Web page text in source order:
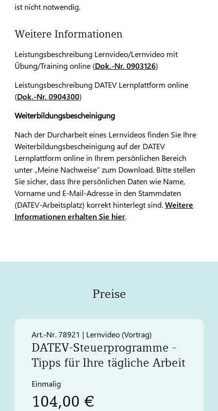
ist nicht notwendig.
Weitere Informationen
Leistungsbeschreibung Lernvideo/Lernvideo mit
Übung/Training online (Dok.-Nr. 0903126)
Leistungsbeschreibung DATEV Lernplattform online
(Dok.-Nr. 0904300)
Weiterbildungsbescheinigung
Nach der Durcharbeit eines Lernvideos finden Sie Ihre
Weiterbildungsbescheinigung auf der DATEV
Lernplattform online in Ihrem persönlichen Bereich
unter „Meine Nachweise“ zum Download. Bitte stellen
Sie sicher, dass Ihre persönlichen Daten wie Name,
Vorname und E-Mail-Adresse in den Stammdaten
(DATEV-Arbeitsplatz) korrekt hinterlegt sind.Weitere
Informationen erhalten Sie hier.
Preise
Art.-Nr. 78921 | Lernvideo (Vortrag)
DATEV-Steuerprogramme -
Tipps für Ihre tägliche Arbeit
Einmalig
104,00 €